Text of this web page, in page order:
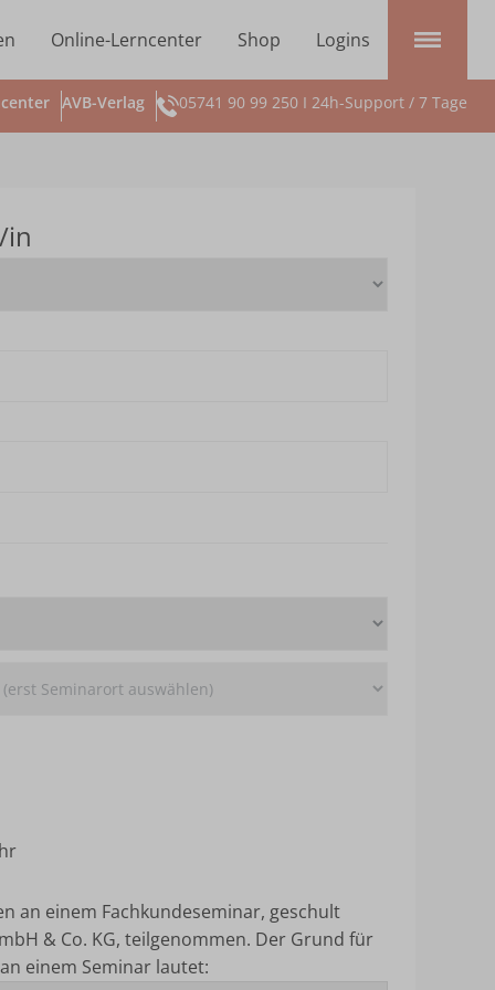
Online-Lerncenter Shop Logins
AVB-Verlag 05741 90 99 250 I 24h-Support / 7 Tage
in
an einem Fachkundeseminar, geschult
& Co. KG, teilgenommen. Der Grund für
einem Seminar lautet: